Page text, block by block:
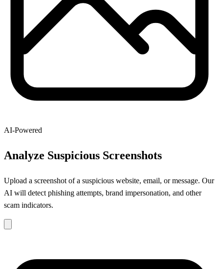
AI-Powered
Analyze Suspicious Screenshots
Upload a screenshot of a suspicious website, email, or message. Our
AI will detect phishing attempts, brand impersonation, and other
scam indicators.